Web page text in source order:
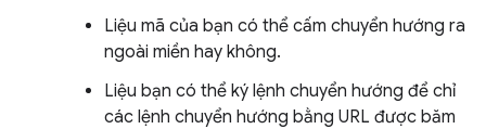
Liệu mã của bạn có thể cấm chuyển hướng ra
ngoài miền hay không.
Liệu bạn có thể ký lệnh chuyển hướng để chỉ
các lệnh chuyển hướng bằng URL được băm